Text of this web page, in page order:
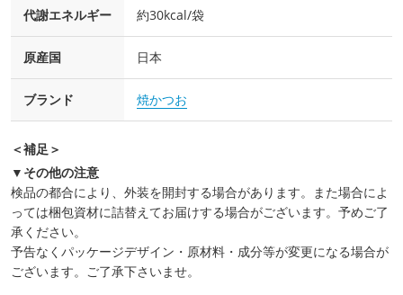
代謝エネルギー 約30kcal/袋
原産国 日本
ブランド 焼かつお
＜補足＞
▼その他の注意
検品の都合により、外装を開封する場合があります。また場合によ
っては梱包資材に詰替えてお届けする場合がございます。予めご了
承ください。
予告なくパッケージデザイン・原材料・成分等が変更になる場合が
ございます。ご了承下さいませ。